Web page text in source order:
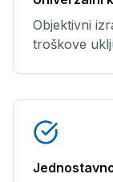
Objektivni
troškove